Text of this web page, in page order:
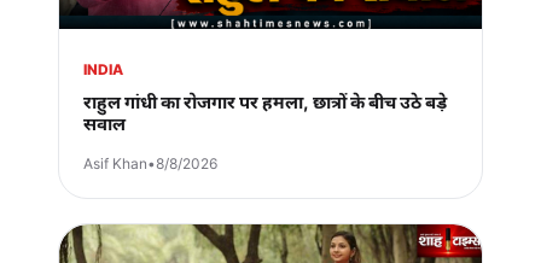
INDIA
राहुल गांधी का रोजगार पर हमला, छात्रों के बीच उठे बड़े
सवाल
Asif Khan•8/8/2026